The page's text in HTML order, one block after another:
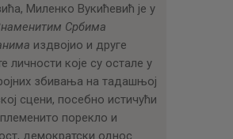
Миленко Вукићевић је у
Србима
издвојио и друге
личности које су остале у
збивања на тадашњој
сцени, посебно истичући
порекло и
демократски однос